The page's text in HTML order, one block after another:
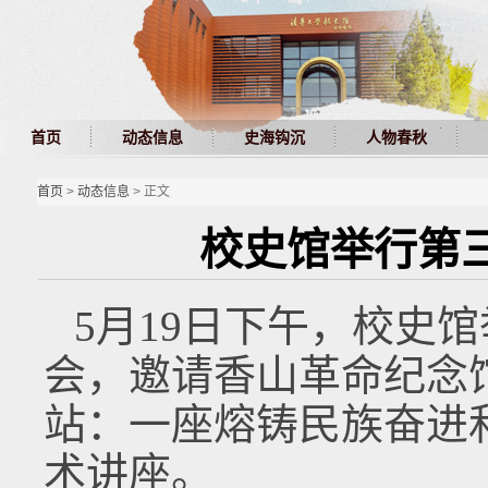
首页 动态信息 史海钩沉 人物春秋
首页 > 动态信息> 正文
校史馆举行第
5月19日下午，校史
会，邀请香山革命纪念
站：一座熔铸民族奋进
术讲座。